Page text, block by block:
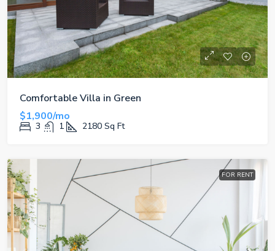
Comfortable Villa in Green
$1,900/mo
3 1 2180 Sq Ft
FOR RENT